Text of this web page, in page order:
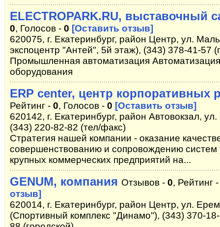
ELECTROPARK.RU, выставочный
0, Голосов - 0 [Оставить отзыв]
620075, г. Екатеринбург, район Центр, ул.
экспоцентр "Антей", 5й этаж), (343) 378-41-57
Промышленная автоматизация
оборудования
ERP center, центр корпоративных
Рейтинг - 0, Голосов - 0 [Оставить отзыв]
620142, г. Екатеринбург, район Автовокзал,
(343) 220-82-82 (тел/факс)
Стратегия нашей компании - оказание
совершенствованию и сопровождению систем
крупных коммерческих предприятий на...
GENUM, компания Отзывов - 0, Рейтинг
отзыв]
620014, г. Екатеринбург, район Центр, ул.
(Спортивный комплекс "Динамо"), (343) 370-